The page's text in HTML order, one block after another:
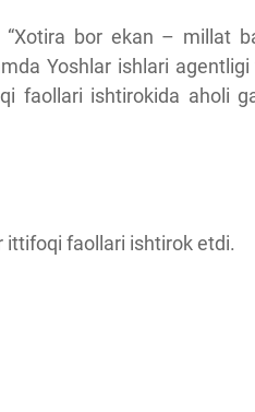
bor ekan – millat
Yoshlar ishlari agentligi
faollari ishtirokida aholi
ittifoqi faollari ishtirok etdi.